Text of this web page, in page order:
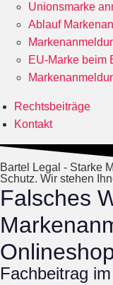
Unionsmarke
Ablauf
EU-Marke beim
Rechtsbeiträge
Kontakt
Bartel Legal - Starke
Schutz. Wir stehen
Falsches
Fachbeitrag